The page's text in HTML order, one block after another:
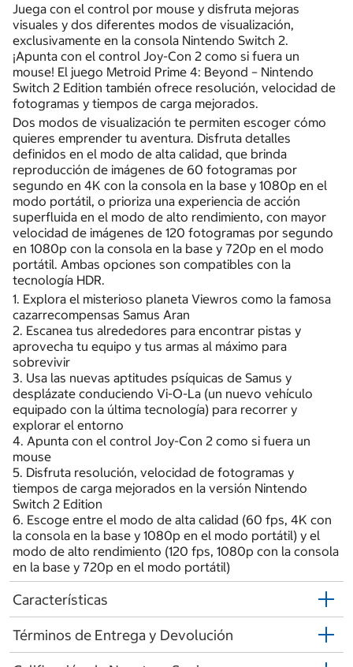
Juega con el control por mouse y disfruta mejoras
visuales y dos diferentes modos de visualización,
exclusivamente en la consola Nintendo Switch 2.
¡Apunta con el control Joy-Con 2 como si fuera un
mouse! El juego Metroid Prime 4: Beyond – Nintendo
Switch 2 Edition también ofrece resolución, velocidad de
fotogramas y tiempos de carga mejorados.
Dos modos de visualización te permiten escoger cómo
quieres emprender tu aventura. Disfruta detalles
definidos en el modo de alta calidad, que brinda
reproducción de imágenes de 60 fotogramas por
segundo en 4K con la consola en la base y 1080p en el
modo portátil, o prioriza una experiencia de acción
superfluida en el modo de alto rendimiento, con mayor
velocidad de imágenes de 120 fotogramas por segundo
en 1080p con la consola en la base y 720p en el modo
portátil. Ambas opciones son compatibles con la
tecnología HDR.
1. Explora el misterioso planeta Viewros como la famosa
cazarrecompensas Samus Aran
2. Escanea tus alrededores para encontrar pistas y
aprovecha tu equipo y tus armas al máximo para
sobrevivir
3. Usa las nuevas aptitudes psíquicas de Samus y
desplázate conduciendo Vi-O-La (un nuevo vehículo
equipado con la última tecnología) para recorrer y
explorar el entorno
4. Apunta con el control Joy-Con 2 como si fuera un
mouse
5. Disfruta resolución, velocidad de fotogramas y
tiempos de carga mejorados en la versión Nintendo
Switch 2 Edition
6. Escoge entre el modo de alta calidad (60 fps, 4K con
la consola en la base y 1080p en el modo portátil) y el
modo de alto rendimiento (120 fps, 1080p con la consola
en la base y 720p en el modo portátil)
Características
Términos de Entrega y Devolución